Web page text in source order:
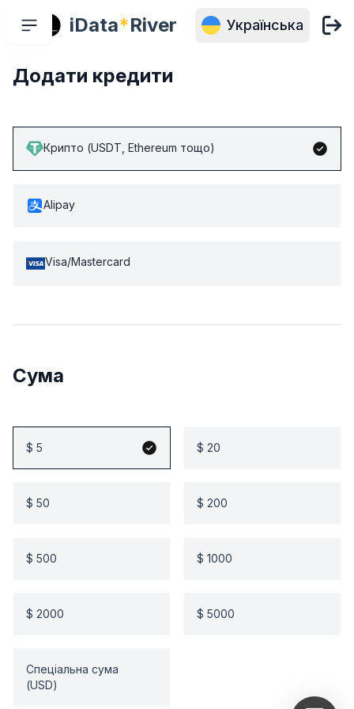
iData*River Українська
Додати кредити
Крипто (USDT, Ethereum тощо)
Alipay
Visa/Mastercard
Сума
$ 5 $ 20
$ 50 $ 200
$ 500 $ 1000
$ 2000 $ 5000
Спеціальна сума
(USD)